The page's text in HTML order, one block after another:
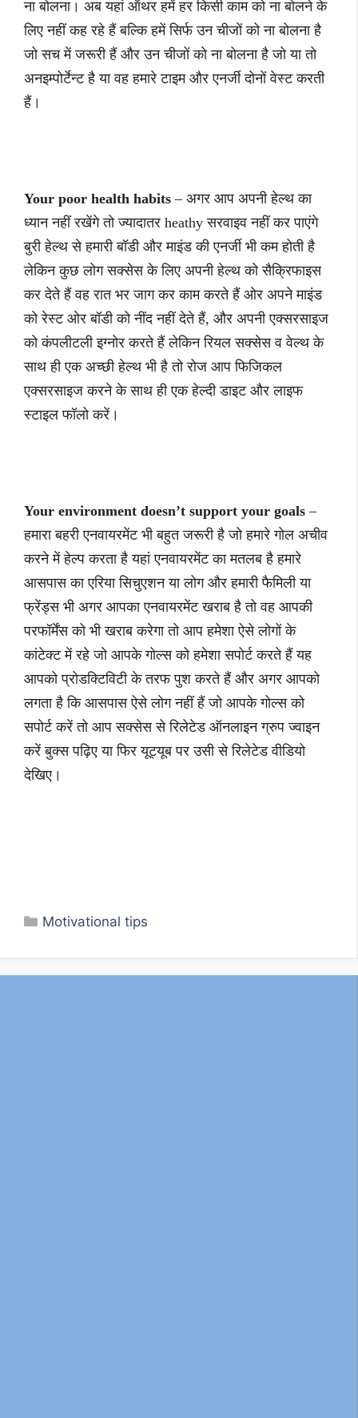
ना बोलना। अब यहां ऑथर हमें हर किसी काम को ना बोलने के
लिए नहीं कह रहे हैं बल्कि हमें सिर्फ उन चीजों को ना बोलना है
जो सच में जरूरी हैं और उन चीजों को ना बोलना है जो या तो
अनइम्पोर्टेन्ट है या वह हमारे टाइम और एनर्जी दोनों वेस्ट करती
हैं।
Your poor health habits– अगर आप अपनी हेल्थ का
ध्यान नहीं रखेंगे तो ज्यादातर heathy सरवाइव नहीं कर पाएंगे
बुरी हेल्थ से हमारी बॉडी और माइंड की एनर्जी भी कम होती है
लेकिन कुछ लोग सक्सेस के लिए अपनी हेल्थ को सैक्रिफाइस
कर देते हैं वह रात भर जाग कर काम करते हैं ओर अपने माइंड
को रेस्ट ओर बॉडी को नींद नहीं देते हैं, और अपनी एक्सरसाइज
को कंपलीटली इग्नोर करते हैं लेकिन रियल सक्सेस व वेल्थ के
साथ ही एक अच्छी हेल्थ भी है तो रोज आप फिजिकल
एक्सरसाइज करने के साथ ही एक हेल्दी डाइट और लाइफ
स्टाइल फॉलो करें।
Your environment doesn’t support your goals –
हमारा बहरी एनवायरमेंट भी बहुत जरूरी है जो हमारे गोल अचीव
करने में हेल्प करता है यहां एनवायरमेंट का मतलब है हमारे
आसपास का एरिया सिचुएशन या लोग और हमारी फैमिली या
फ्रेंड्स भी अगर आपका एनवायरमेंट खराब है तो वह आपकी
परफॉर्मेंस को भी खराब करेगा तो आप हमेशा ऐसे लोगों के
कांटेक्ट में रहे जो आपके गोल्स को हमेशा सपोर्ट करते हैं यह
आपको प्रोडक्टिविटी के तरफ पुश करते हैं और अगर आपको
लगता है कि आसपास ऐसे लोग नहीं हैं जो आपके गोल्स को
सपोर्ट करें तो आप सक्सेस से रिलेटेड ऑनलाइन ग्रुप ज्वाइन
करें बुक्स पढ़िए या फिर यूट्यूब पर उसी से रिलेटेड वीडियो
देखिए।
Categories
Motivational tips